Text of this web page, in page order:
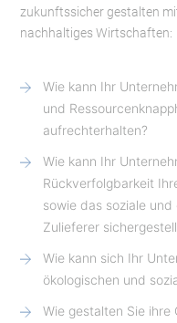
zukunftssicher gestalten
nachhaltiges Wirtschaften:
Wie kann Ihr
und
aufrechterhalten?
Wie kann Ihr
Rückverfolgbarkeit
sowie das soziale
Zulieferer
Wie kann sich Ihr
ökologischen und
Wie gestalten Sie